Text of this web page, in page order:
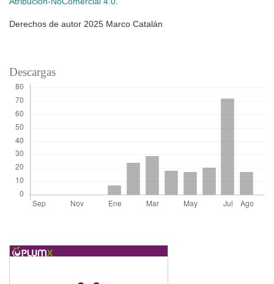
Derechos de autor 2025 Marco Catalán
Descargas